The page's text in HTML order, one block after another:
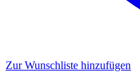
Zur Wunschliste hinzufügen